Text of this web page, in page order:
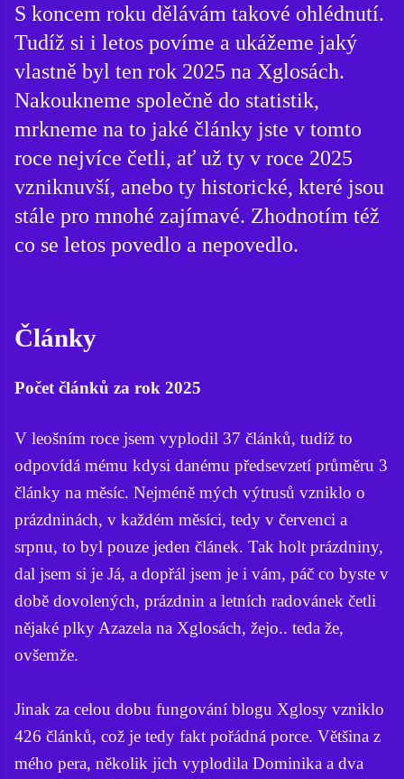
S koncem roku dělávám takové ohlédnutí.
Tudíž si i letos povíme a ukážeme jaký
vlastně byl ten rok 2025 na Xglosách.
Nakoukneme společně do statistik,
mrkneme na to jaké články jste v tomto
roce nejvíce četli, ať už ty v roce 2025
vzniknuvší, anebo ty historické, které jsou
stále pro mnohé zajímavé. Zhodnotím též
co se letos povedlo a nepovedlo.
Články
Počet článků za rok 2025
V leošním roce jsem vyplodil 37 článků, tudíž to
odpovídá mému kdysi danému předsevzetí průměru 3
články na měsíc. Nejméně mých výtrusů vzniklo o
prázdninách, v každém měsíci, tedy v červenci a
srpnu, to byl pouze jeden článek. Tak holt prázdniny,
dal jsem si je Já, a dopřál jsem je i vám, páč co byste v
době dovolených, prázdnin a letních radovánek četli
nějaké plky Azazela na Xglosách, žejo.. teda že,
ovšemže.
Jinak za celou dobu fungování blogu Xglosy vzniklo
426 článků, což je tedy fakt pořádná porce. Většina z
mého pera, několik jich vyplodila Dominika a dva